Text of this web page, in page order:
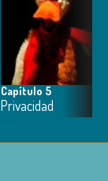
Capítulo 5
Privacidad